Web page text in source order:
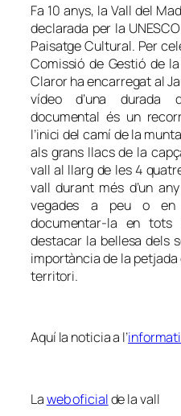
Fa 10 anys, la Vall del
declarada per la
Paisatge Cultural. Per
Comissió de Gestió de
Claror ha encarregat al
vídeo d’una durada
documental és un
l’inici del camí de la
als grans llacs de la
vall al llarg de les 4
vall durant més d’un
vegades a peu o en
documentar-la en
destacar la bellesa dels
importància de la petjada
territori.
Aquí la noticia a l’
Laweb oficialde la vall